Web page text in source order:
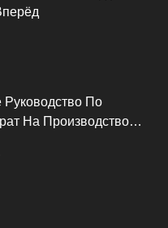
Руководство По
На Производство